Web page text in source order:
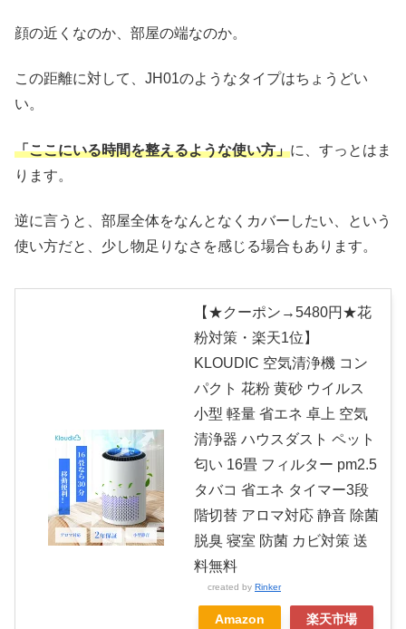
顔の近くなのか、部屋の端なのか。
この距離に対して、JH01のようなタイプはちょうどい
い。
「ここにいる時間を整えるような使い方」に、すっとはま
ります。
逆に言うと、部屋全体をなんとなくカバーしたい、という
使い方だと、少し物足りなさを感じる場合もあります。
【★クーポン→5480円★花
粉対策・楽天1位】
KLOUDIC 空気清浄機 コン
パクト 花粉 黄砂 ウイルス
小型 軽量 省エネ 卓上 空気
清浄器 ハウスダスト ペット
匂い 16畳 フィルター pm2.5
タバコ 省エネ タイマー3段
階切替 アロマ対応 静音 除菌
脱臭 寝室 防菌 カビ対策 送
料無料
created by Rinker
Amazon 楽天市場